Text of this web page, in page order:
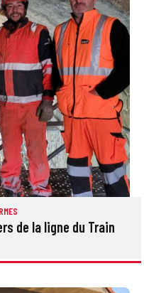
de la ligne du Train